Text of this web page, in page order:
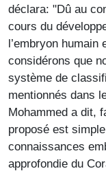
déclara: "Dû au
cours du
l’embryon humain
considérons que
système de
mentionnés dans
Mohammed a dit,
proposé est
connaissances
approfondie du